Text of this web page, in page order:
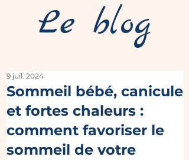
Le blog
Sommeil bébé, canicule
et fortes chaleurs :
comment favoriser le
sommeil de votre
9 juil. 2024